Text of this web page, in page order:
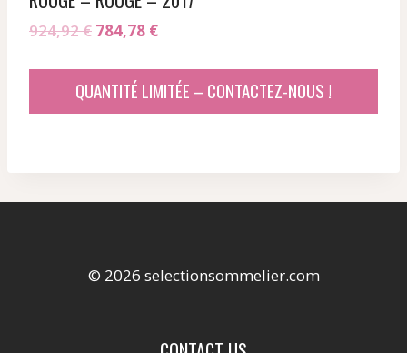
924,92€ Le
initial
était :
784,78 €Le
actuel
est :
QUANTITÉ LIMITÉE – CONTACTEZ-NOUS !
© 2026 selectionsommelier.com